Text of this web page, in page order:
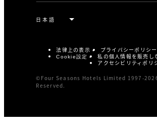
法律上の表示 プライバシーポリシー
Cookie設定
私の個人情報を販売し
アクセシビリティポリ
©Four Seasons Hotels Limited 1997-
Reserved.